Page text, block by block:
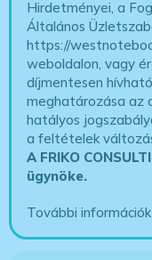
Hirdetményei, a
Általános
https://
weboldalon, vagy
díjmentesen
meghatározása az
hatályos
a feltételek
A FRIKO
ügynöke.
További